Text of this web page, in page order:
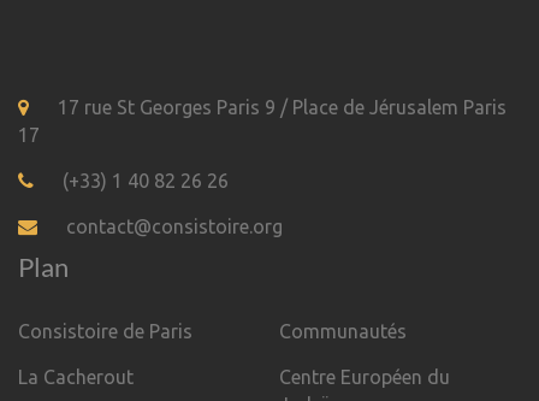
17 rue St Georges Paris 9 / Place de Jérusalem Paris
17
(+33) 1 40 82 26 26
contact@consistoire.org
Plan
Consistoire de Paris
La Cacherout
Communautés
Centre Européen du